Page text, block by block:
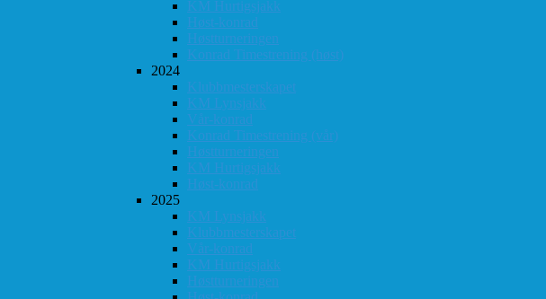
KM Hurtigsjakk
Høst-konrad
Høstturneringen
Konrad Timestrening (høst)
2024
Klubbmesterskapet
KM Lynsjakk
Vår-konrad
Konrad Timestrening (vår)
Høstturneringen
KM Hurtigsjakk
Høst-konrad
2025
KM Lynsjakk
Klubbmesterskapet
Vår-konrad
KM Hurtigsjakk
Høstturneringen